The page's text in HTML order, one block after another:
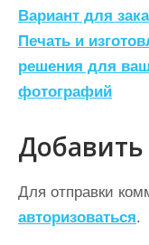
Н
а
в
и
г
а
ц
и
Вариант для
Печать и
решения для
фотографий
Для отправки
авторизоваться.